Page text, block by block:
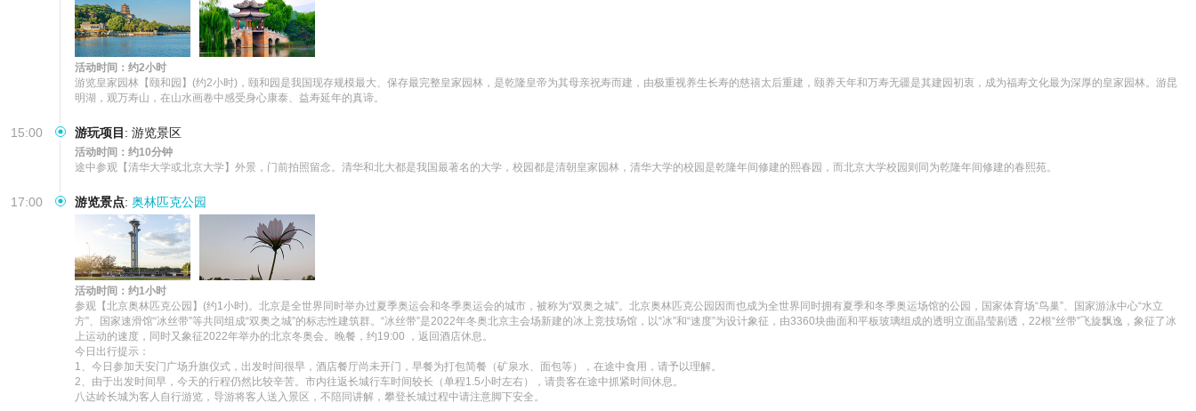
活动时间：约2小时
游览皇家园林【颐和园】(约2小时)，颐和园是我国现存规模最大、保存最完整皇家园林，是乾隆皇帝为其母亲祝寿而建，由极重视养生长寿的慈禧太后重建，颐养天年和万寿无疆是其建园初衷，成为福寿文化最为深厚的皇家园林。游昆
明湖，观万寿山，在山水画卷中感受身心康泰、益寿延年的真谛。
15:00 游玩项目 : 游览景区
活动时间：约10分钟
途中参观【清华大学或北京大学】外景，门前拍照留念。清华和北大都是我国最著名的大学，校园都是清朝皇家园林，清华大学的校园是乾隆年间修建的熙春园，而北京大学校园则同为乾隆年间修建的春熙苑。
17:00 游览景点: 奥林匹克公园
活动时间：约1小时
参观【北京奥林匹克公园】(约1小时)。北京是全世界同时举办过夏季奥运会和冬季奥运会的城市，被称为“双奥之城”。北京奥林匹克公园因而也成为全世界同时拥有夏季和冬季奥运场馆的公园，国家体育场“鸟巢”、国家游泳中心“水立
方”、国家速滑馆“冰丝带”等共同组成“双奥之城”的标志性建筑群。“冰丝带”是2022年冬奥北京主会场新建的冰上竞技场馆，以“冰”和“速度”为设计象征，由3360块曲面和平板玻璃组成的透明立面晶莹剔透，22根“丝带”飞旋飘逸，象征了冰
上运动的速度，同时又象征2022年举办的北京冬奥会。晚餐，约19:00 ，返回酒店休息。
今日出行提示：
1、今日参加天安门广场升旗仪式，出发时间很早，酒店餐厅尚未开门，早餐为打包简餐（矿泉水、面包等），在途中食用，请予以理解。
2、由于出发时间早，今天的行程仍然比较辛苦。市内往返长城行车时间较长（单程1.5小时左右），请贵客在途中抓紧时间休息。
八达岭长城为客人自行游览，导游将客人送入景区，不陪同讲解，攀登长城过程中请注意脚下安全。